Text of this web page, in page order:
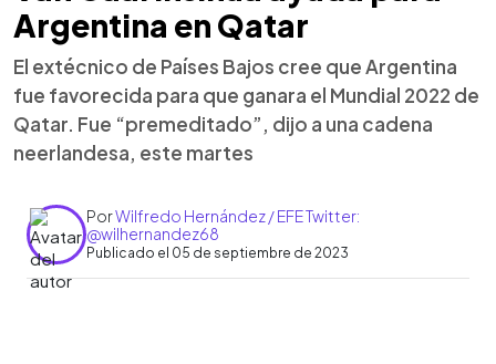
Argentina en Qatar
El extécnico de Países Bajos cree que Argentina
fue favorecida para que ganara el Mundial 2022 de
Qatar. Fue “premeditado”, dijo a una cadena
neerlandesa, este martes
PorWilfredo Hernández / EFE Twitter:
@wilhernandez68
Publicado el 05 de septiembre de 2023